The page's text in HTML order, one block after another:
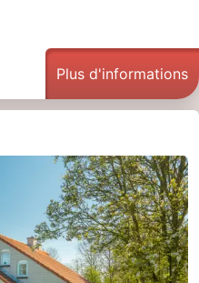
Plus d'informations